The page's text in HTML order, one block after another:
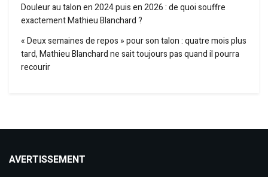
Douleur au talon en 2024 puis en 2026 : de quoi souffre
exactement Mathieu Blanchard ?
« Deux semaines de repos » pour son talon : quatre mois plus
tard, Mathieu Blanchard ne sait toujours pas quand il pourra
recourir
AVERTISSEMENT